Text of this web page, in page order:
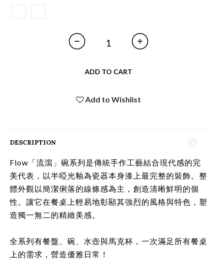
ADD TO CART
Add to Wishlist
DESCRIPTION
Flow「流瀉」碗系列是傳統手作工藝結合現代感的完
美代表，以半啞光釉為瓷器本身漆上最完整的裝飾。整
體外觀以簡潔俐落的線條感為主，創造清晰鮮明的個
性。讓它在餐桌上輕易地彰顯其強烈的風格與特色，塑
造獨一無二的精緻美感。
全系列有餐盤、碗、水壺與馬克杯，一次滿足所有餐桌
上的需求，營造優雅日常！